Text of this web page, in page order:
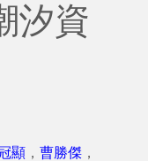
汐資
顯 ， 曹勝傑 ，